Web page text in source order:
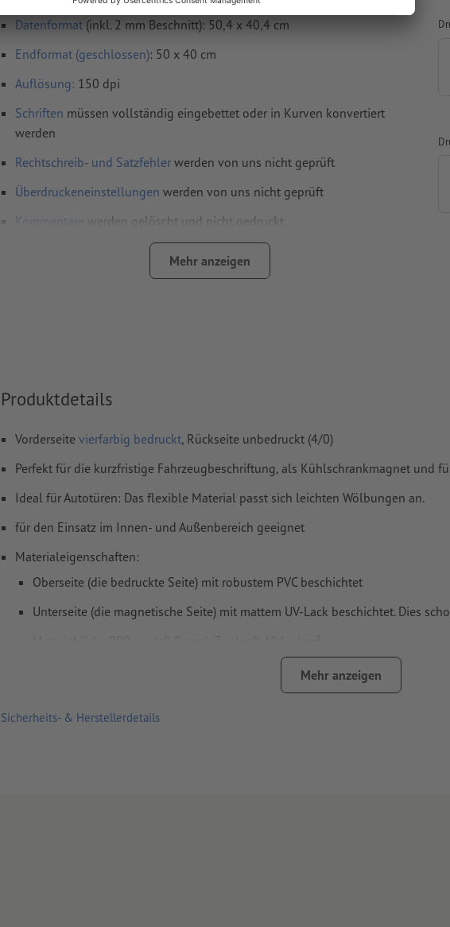
Datenformat (inkl. 2 mm Beschnitt): 50,4 x 40,4 cm
Endformat (geschlossen): 50 x 40 cm
Auflösung: 150 dpi
Schriften müssen vollständig eingebettet oder in Kurven konvertiert
werden
Rechtschreib- und Satzfehler werden von uns nicht geprüft
Überdruckeneinstellungen werden von uns nicht geprüft
Kommentare
werden gelöscht und nicht gedruckt
Formularfeldern
werden mitgedruckt
Konturschnittmuss in den Druckdaten eine zusätzliche
Mehr anzeigen
Produktdetails
Vorderseite vierfarbig bedruckt, Rückseite unbedruckt (4/0)
Perfekt für die kurzfristige Fahrzeugbeschriftung, als Kühlschrankmagnet und
Ideal für Autotüren: Das flexible Material passt sich leichten Wölbungen an.
für den Einsatz im Innen- und Außenbereich geeignet
Materialeigenschaften:
Oberseite (die bedruckte Seite) mit robustem PVC beschichtet
Unterseite (die magnetische Seite) mit mattem UV-Lack beschichtet. Dies
Bitte beachten Sie unbedingt die Anwendungs- und Pflegehinweise
Mehr anzeigen
Sicherheits- & Herstellerdetails